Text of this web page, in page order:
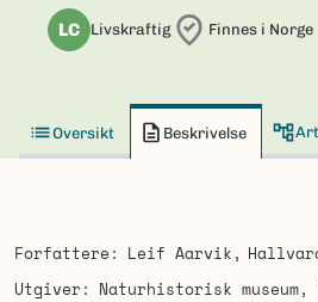
LC Livskraftig Finnes i Norge
Oversikt Beskrivelse
Forfattere Leif Aarvik
Utgiver
Naturhistorisk